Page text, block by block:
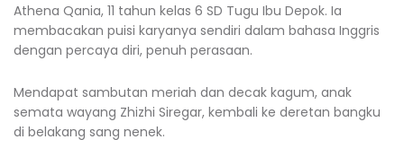
Athena Qania, 11 tahun kelas 6 SD Tugu Ibu Depok. Ia
membacakan puisi karyanya sendiri dalam bahasa Inggris
dengan percaya diri, penuh perasaan.
Mendapat sambutan meriah dan decak kagum, anak
semata wayang Zhizhi Siregar, kembali ke deretan bangku
di belakang sang nenek.